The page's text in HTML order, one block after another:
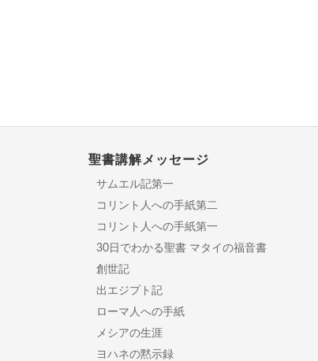
聖書講解メッセージ
サムエル記第一
コリント人への手紙第二
コリント人への手紙第一
30日でわかる聖書 マタイの福音書
創世記
出エジプト記
ローマ人への手紙
メシアの生涯
ヨハネの黙示録